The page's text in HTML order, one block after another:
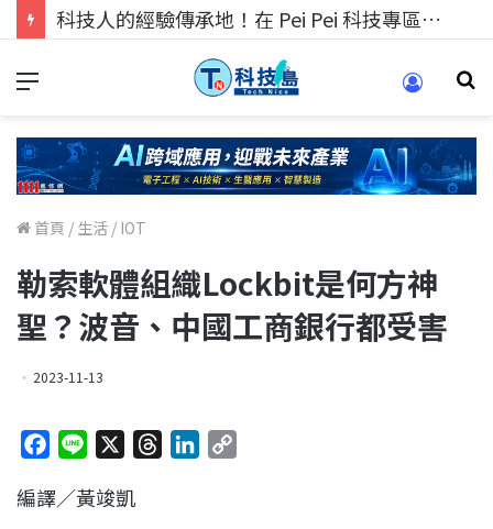
科技人的經驗傳承地！在 Pei Pei 科技專區，與學弟妹交流最硬核的技術
首頁 / 生活 / IOT
勒索軟體組織Lockbit是何方神
聖？波音、中國工商銀行都受害
2023-11-13
c
n
編譯／黃竣凱